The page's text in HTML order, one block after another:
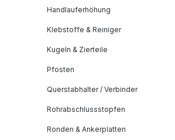
Handlauferhöhung
Klebstoffe & Reiniger
Kugeln & Zierteile
Pfosten
Querstabhalter / Verbinder
Rohrabschlussstopfen
Ronden & Ankerplatten